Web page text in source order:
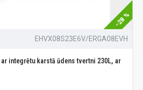
-28 %
EHVX08S23E6V/ERGA08EVH
integrētu karstā ūdens tvertni 230L, ar